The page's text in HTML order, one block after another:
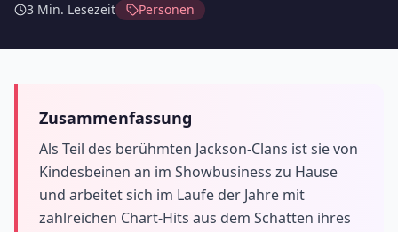
3 Min. Lesezeit Personen
Zusammenfassung
Als Teil des berühmten Jackson-Clans ist sie von
Kindesbeinen an im Showbusiness zu Hause
und arbeitet sich im Laufe der Jahre mit
zahlreichen Chart-Hits aus dem Schatten ihres